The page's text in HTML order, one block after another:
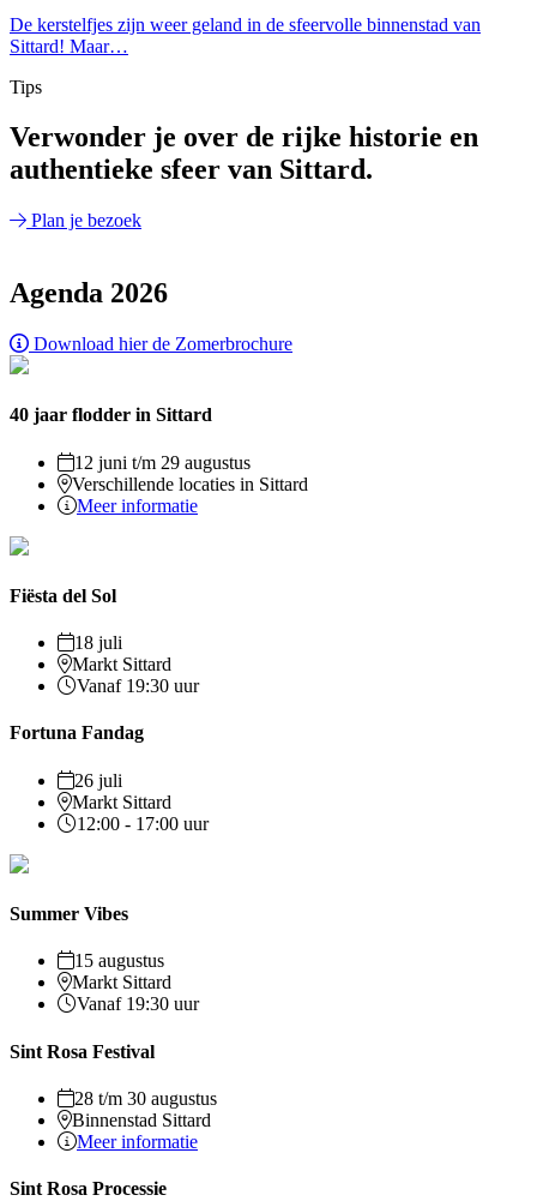
De kerstelfjes zijn weer geland in de sfeervolle binnenstad van
Sittard! Maar…
Tips
Verwonder je over de rijke historie en
authentieke sfeer van Sittard.
Plan je bezoek
Agenda 2026
Download hier de Zomerbrochure
40 jaar flodder in Sittard
12 juni t/m 29 augustus
Verschillende locaties in Sittard
Meer informatie
Fiësta del Sol
18 juli
Markt Sittard
Vanaf 19:30 uur
Fortuna Fandag
26 juli
Markt Sittard
12:00 - 17:00 uur
Summer Vibes
15 augustus
Markt Sittard
Vanaf 19:30 uur
Sint Rosa Festival
28 t/m 30 augustus
Binnenstad Sittard
Meer informatie
Sint Rosa Processie